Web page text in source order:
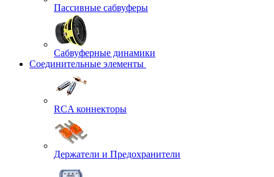
Пассивные сабвуферы
Сабвуферные динамики
Соединительные элементы
RCA коннекторы
Держатели и Предохранители